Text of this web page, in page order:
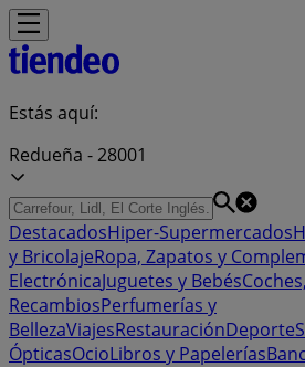
Estás aquí:
Redueña - 28001
DestacadosHiper-Supermercados
y BricolajeRopa, Zapatos y
ElectrónicaJuguetes y Bebés
RecambiosPerfumerías y
BellezaViajesRestauraciónDeporte
ÓpticasOcioLibros y Papelerías